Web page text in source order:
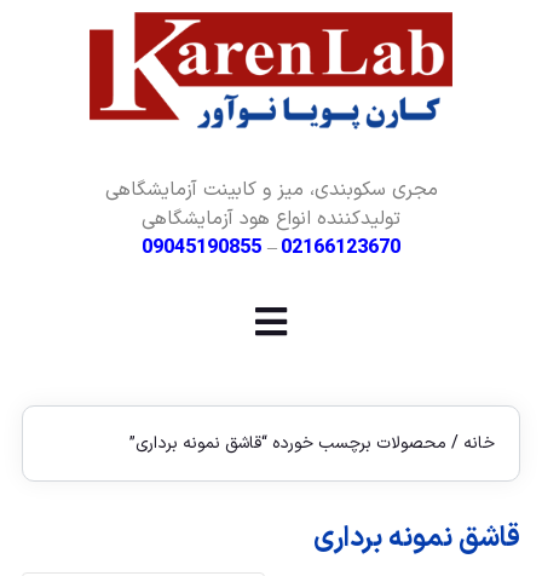
مجری سکوبندی، میز و کابینت آزمایشگاهی
تولیدکننده انواع هود آزمایشگاهی
02166123670
–
09045190855
خانه / محصولات برچسب خورده “قاشق نمونه برداری”
قاشق نمونه برداری